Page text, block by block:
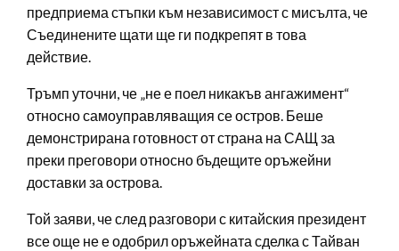
предприема стъпки към независимост с мисълта, че
Съединените щати ще ги подкрепят в това
действие.
Тръмп уточни, че „не е поел никакъв ангажимент“
относно самоуправляващия се остров. Беше
демонстрирана готовност от страна на САЩ за
преки преговори относно бъдещите оръжейни
доставки за острова.
Той заяви, че след разговори с китайския президент
все още не е одобрил оръжейната сделка с Тайван